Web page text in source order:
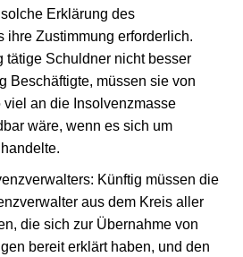
Erklärung des
ihre Zustimmung erforderlich.
tätige Schuldner nicht besser
Beschäftigte, müssen sie von
viel an die Insolvenzmasse
wäre, wenn es sich um
Künftig müssen die
aus dem Kreis aller
die sich zur Übernahme von
bereit erklärt haben, und den